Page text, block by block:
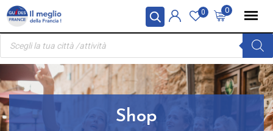
Pannello di gestione dei cookies
Skip
content
0
0
Ricerca
prodotti
Shop